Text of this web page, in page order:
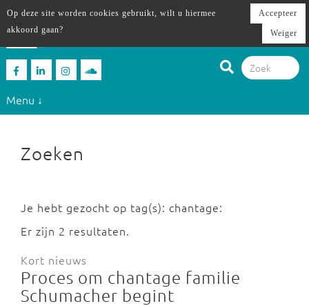
Menu ↓
Zoeken
Je hebt gezocht op tag(s): chantage:
Er zijn 2 resultaten.
Kort nieuws
Proces om chantage familie
Schumacher begint
Op deze site worden cookies gebruikt, wilt u hiermee
akkoord gaan?
Accepteer
Weiger